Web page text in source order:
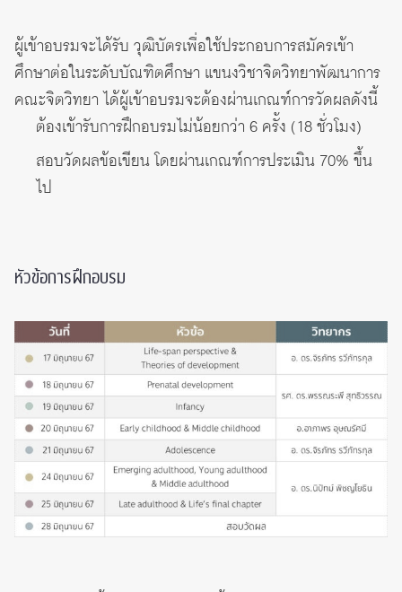
ผู้เข้าอบรมจะได้รับ วุฒิบัตรเพื่อใช้ประกอบการสมัครเข้า
ศึกษาต่อในระดับบัณฑิตศึกษา แขนงวิชาจิตวิทยาพัฒนาการ
คณะจิตวิทยา ได้ผู้เข้าอบรมจะต้องผ่านเกณฑ์การวัดผลดังนี้
ต้องเข้ารับการฝึกอบรมไม่น้อยกว่า 6 ครั้ง (18 ชั่วโมง)
สอบวัดผลข้อเขียน โดยผ่านเกณฑ์การประเมิน 70% ขึ้น
ไป
หัวข้อการฝึกอบรม